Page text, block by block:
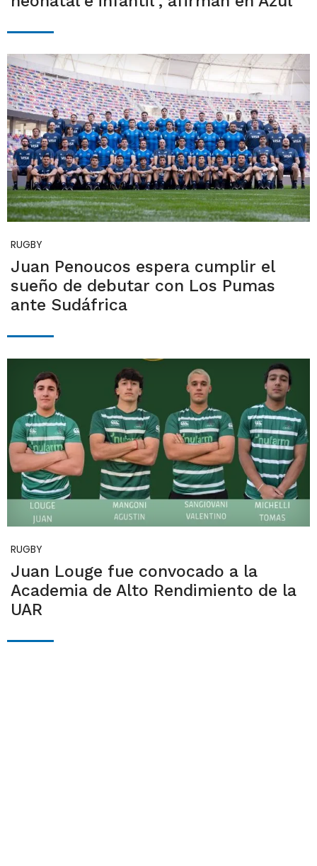
RUGBY
Juan Penoucos espera cumplir el
sueño de debutar con Los Pumas
ante Sudáfrica
RUGBY
Juan Louge fue convocado a la
Academia de Alto Rendimiento de la
UAR